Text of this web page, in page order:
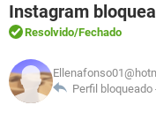
INSTAGRAM
GUIA DE COMPRAS
OUTLOOK
INSTAGRAM
GUIA DE COMPRAS
JOGOS
CELULAR
OUTLOOK
INSTAGRAM
FÓRUM
JOGOS
CELULAR
GLOSSÁRIO
JOGOS
Instagram
Resolvido/Fechado
Perfil bloqueado